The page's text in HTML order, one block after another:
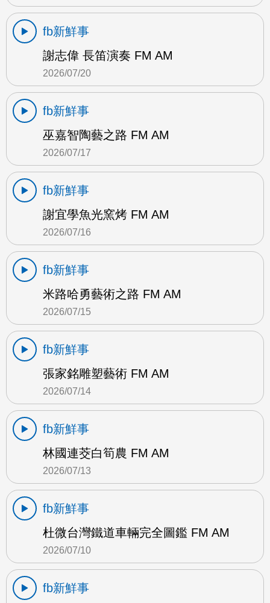
fb新鮮事
謝志偉 長笛演奏 FM AM
2026/07/20
fb新鮮事
巫嘉智陶藝之路 FM AM
2026/07/17
fb新鮮事
謝宜學魚光窯烤 FM AM
2026/07/16
fb新鮮事
米路哈勇藝術之路 FM AM
2026/07/15
fb新鮮事
張家銘雕塑藝術 FM AM
2026/07/14
fb新鮮事
林國連茭白筍農 FM AM
2026/07/13
fb新鮮事
杜微台灣鐵道車輛完全圖鑑 FM AM
2026/07/10
fb新鮮事